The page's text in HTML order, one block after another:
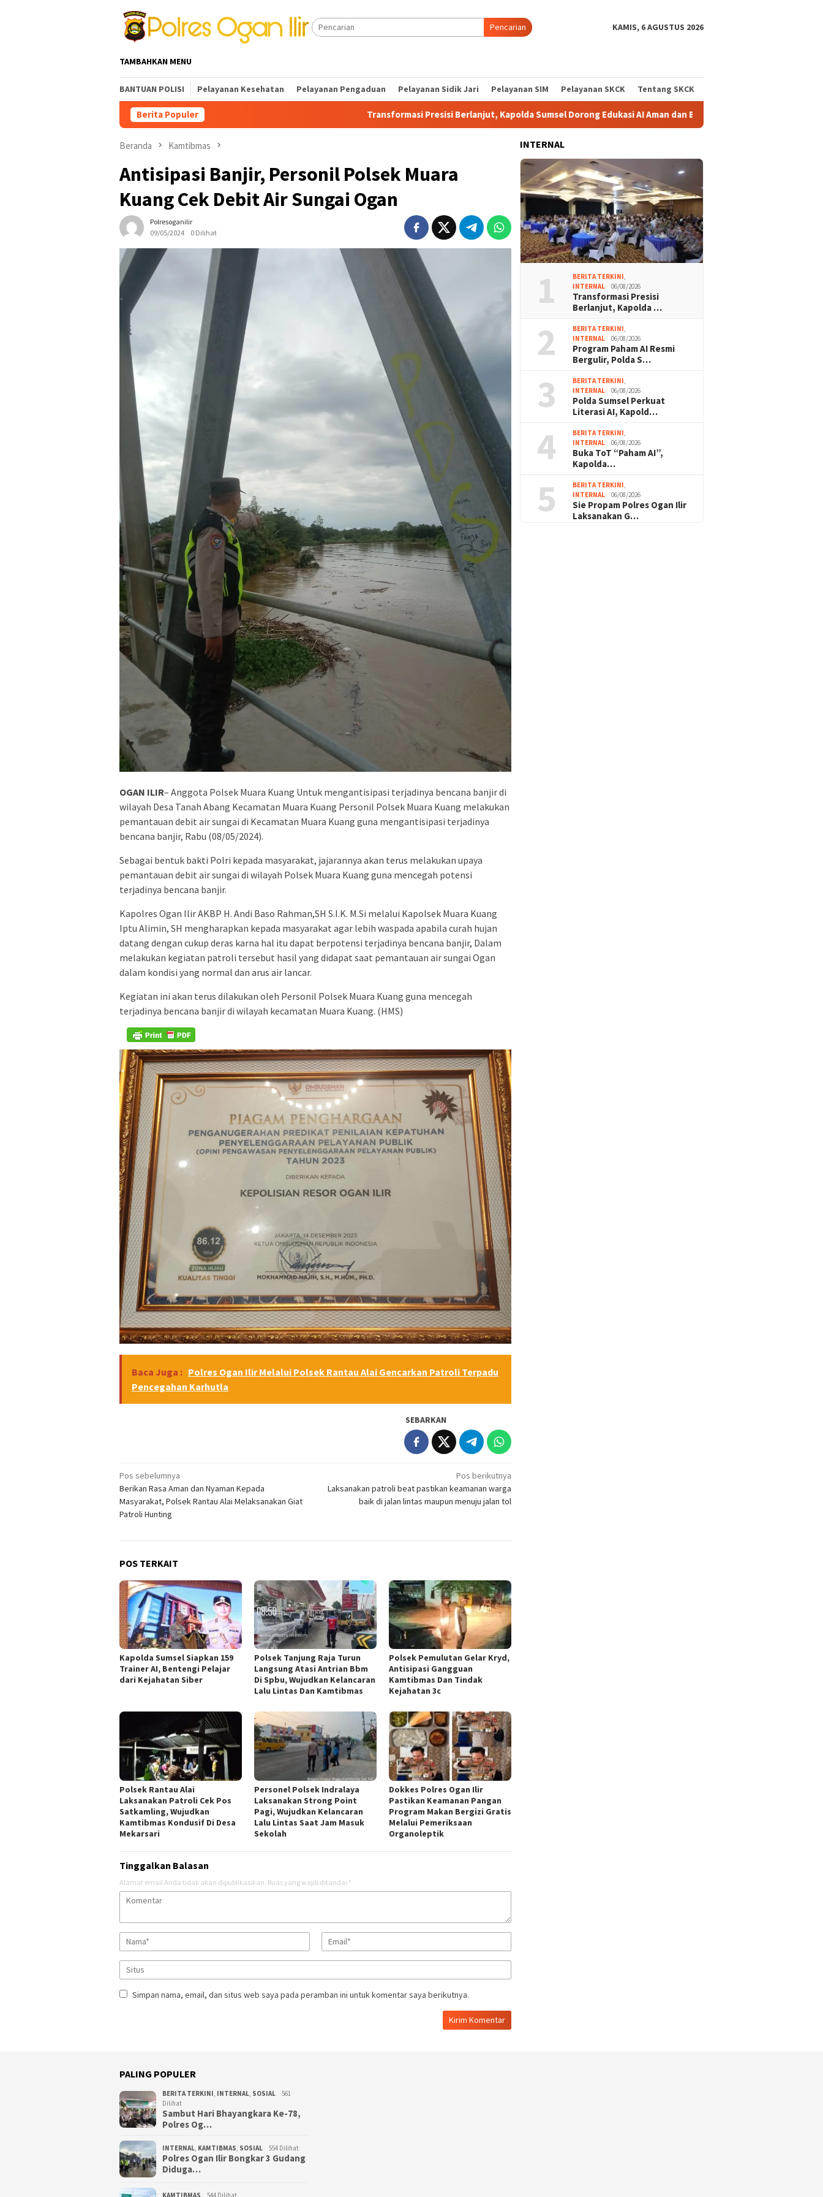
Pencarian KAMIS, 6 AGUSTUS 2026
TAMBAHKAN MENU
BANTUAN POLISI Pelayanan Kesehatan Pelayanan Pengaduan Pelayanan Sidik Jari Pelayanan SIM Pelayanan SKCK Tentang SKCK
Berita Populer Transformasi Presisi Berlanjut, Kapolda Sumsel Dorong Edukasi AI Aman dan Bertanggung Jawab di Sekolah
Beranda Kamtibmas
Antisipasi Banjir, Personil Polsek Muara
Kuang Cek Debit Air Sungai Ogan
Polresoganilir
09/05/2024
0 Dilihat
OGAN ILIR– Anggota Polsek Muara Kuang Untuk mengantisipasi terjadinya bencana banjir di
wilayah Desa Tanah Abang Kecamatan Muara Kuang Personil Polsek Muara Kuang melakukan
pemantauan debit air sungai di Kecamatan Muara Kuang guna mengantisipasi terjadinya
bencana banjir, Rabu (08/05/2024).
Sebagai bentuk bakti Polri kepada masyarakat, jajarannya akan terus melakukan upaya
pemantauan debit air sungai di wilayah Polsek Muara Kuang guna mencegah potensi
terjadinya bencana banjir.
Kapolres Ogan Ilir AKBP H. Andi Baso Rahman,SH S.I.K. M.Si melalui Kapolsek Muara Kuang
Iptu Alimin, SH mengharapkan kepada masyarakat agar lebih waspada apabila curah hujan
datang dengan cukup deras karna hal itu dapat berpotensi terjadinya bencana banjir, Dalam
melakukan kegiatan patroli tersebut hasil yang didapat saat pemantauan air sungai Ogan
dalam kondisi yang normal dan arus air lancar.
Kegiatan ini akan terus dilakukan oleh Personil Polsek Muara Kuang guna mencegah
terjadinya bencana banjir di wilayah kecamatan Muara Kuang. (HMS)
Baca Juga : Polres Ogan Ilir Melalui Polsek Rantau Alai Gencarkan Patroli Terpadu
Pencegahan Karhutla
SEBARKAN
Navigasi
pos
Pos sebelumnya
Berikan Rasa Aman dan Nyaman Kepada
Masyarakat, Polsek Rantau Alai Melaksanakan Giat
Patroli Hunting
Pos berikutnya
Laksanakan patroli beat pastikan keamanan warga
baik di jalan lintas maupun menuju jalan tol
POS TERKAIT
Kapolda Sumsel Siapkan 159
Trainer AI, Bentengi Pelajar
dari Kejahatan Siber
Polsek Tanjung Raja Turun
Langsung Atasi Antrian Bbm
Di Spbu, Wujudkan Kelancaran
Lalu Lintas Dan Kamtibmas
Polsek Pemulutan Gelar Kryd,
Antisipasi Gangguan
Kamtibmas Dan Tindak
Kejahatan 3c
Polsek Rantau Alai
Laksanakan Patroli Cek Pos
Satkamling, Wujudkan
Kamtibmas Kondusif Di Desa
Mekarsari
Personel Polsek Indralaya
Laksanakan Strong Point
Pagi, Wujudkan Kelancaran
Lalu Lintas Saat Jam Masuk
Sekolah
Dokkes Polres Ogan Ilir
Pastikan Keamanan Pangan
Program Makan Bergizi Gratis
Melalui Pemeriksaan
Organoleptik
Tinggalkan Balasan
Alamat email Anda tidak akan dipublikasikan. Ruas yang wajib ditandai *
Simpan nama, email, dan situs web saya pada peramban ini untuk komentar saya berikutnya.
INTERNAL
1 BERITA TERKINI
INTERNAL
06/08/2026
Transformasi Presisi
Berlanjut, Kapolda …
2 BERITA TERKINI
INTERNAL
06/08/2026
Program Paham AI Resmi
Bergulir, Polda S…
3 BERITA TERKINI
INTERNAL
06/08/2026
Polda Sumsel Perkuat
Literasi AI, Kapold…
4 BERITA TERKINI
INTERNAL
06/08/2026
Buka ToT “Paham AI”,
Kapolda…
5 BERITA TERKINI
INTERNAL
06/08/2026
Sie Propam Polres Ogan Ilir
Laksanakan G…
PALING POPULER
BERITA TERKINI INTERNAL SOSIAL
561
Dilihat
Sambut Hari Bhayangkara Ke-78,
Polres Og…
INTERNAL KAMTIBMAS SOSIAL 554 Dilihat
Polres Ogan Ilir Bongkar 3 Gudang
Diduga…
KAMTIBMAS 544 Dilihat